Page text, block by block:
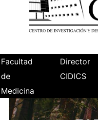
Facultad
de
Medicina
Director
CIDICS